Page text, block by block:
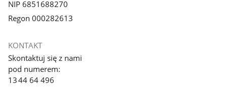
NIP 6851688270
Regon 000282613
KONTAKT
Skontaktuj się z nami
pod numerem:
13 44 64 496